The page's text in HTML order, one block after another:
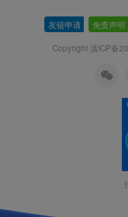
友链申请 免责声明
Copyright 滇ICP备